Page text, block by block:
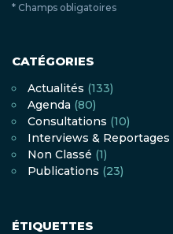
* Champs obligatoires
CATÉGORIES
Actualités (133)
Agenda (80)
Consultations (10)
Interviews & Reportages
Non Classé (1)
Publications (23)
ÉTIQUETTES